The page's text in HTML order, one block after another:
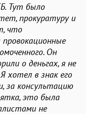
Тут было
прокуратуру и
что
Он
о деньгах, я не
хотел в знак его
за консультацию
это была
не